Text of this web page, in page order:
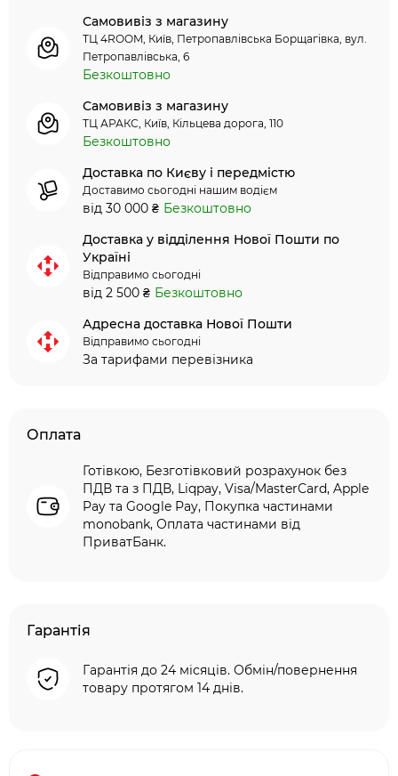
Самовивіз з магазину
ТЦ 4ROOM, Київ, Петропавлівська Борщагівка, вул.
Петропавлівська, 6
Безкоштовно
Самовивіз з магазину
ТЦ АРАКС, Київ, Кільцева дорога, 110
Безкоштовно
Доставка по Києву і передмістю
Доставимо сьогодні нашим водієм
від 30 000 ₴ Безкоштовно
Доставка у відділення Нової Пошти по
Україні
Відправимо сьогодні
від 2 500 ₴ Безкоштовно
Адресна доставка Нової Пошти
Відправимо сьогодні
За тарифами перевізника
Оплата
Готівкою, Безготівковий розрахунок без
ПДВ та з ПДВ, Liqpay, Visa/MasterCard, Apple
Pay та Google Pay, Покупка частинами
monobank, Оплата частинами від
ПриватБанк.
Гарантія
Гарантія до 24 місяців. Обмін/повернення
товару протягом 14 днів.